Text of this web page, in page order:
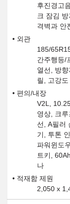
후진경고
크 잠김
격벽과 안
외관
185/
간주행등/
열선, 방
릴, 고강
편의/내장
V2L,
영상, 크
선, A필러
기, 투톤
파워윈도
트키,
나
적재함 제원
2,050 x